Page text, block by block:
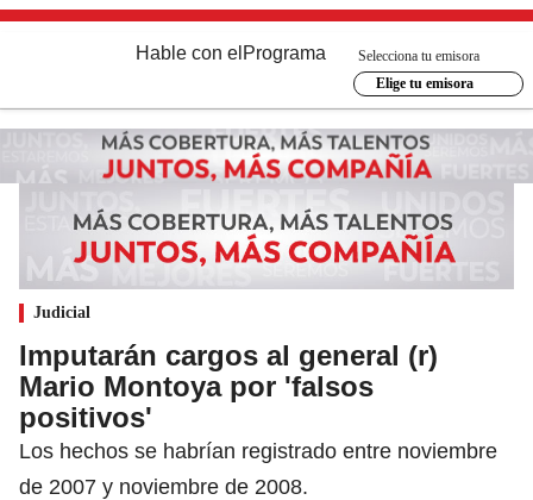
Hable con el Programa
Selecciona tu emisora
Elige tu emisora
Judicial
Imputarán cargos al general (r)
Mario Montoya por 'falsos
positivos'
Los hechos se habrían registrado entre noviembre
de 2007 y noviembre de 2008.